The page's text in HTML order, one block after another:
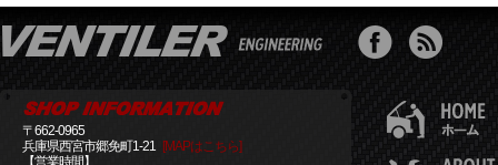
〒662-0965
兵庫県西宮市郷免町1-21 [MAPはこちら]
【営業時間】